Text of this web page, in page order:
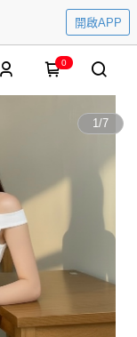
開啟APP
0
1/7